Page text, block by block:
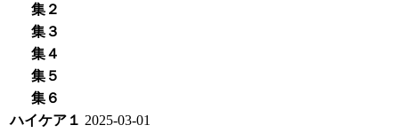
集２
集３
集４
集５
集６
ハイケア１ 2025-03-01